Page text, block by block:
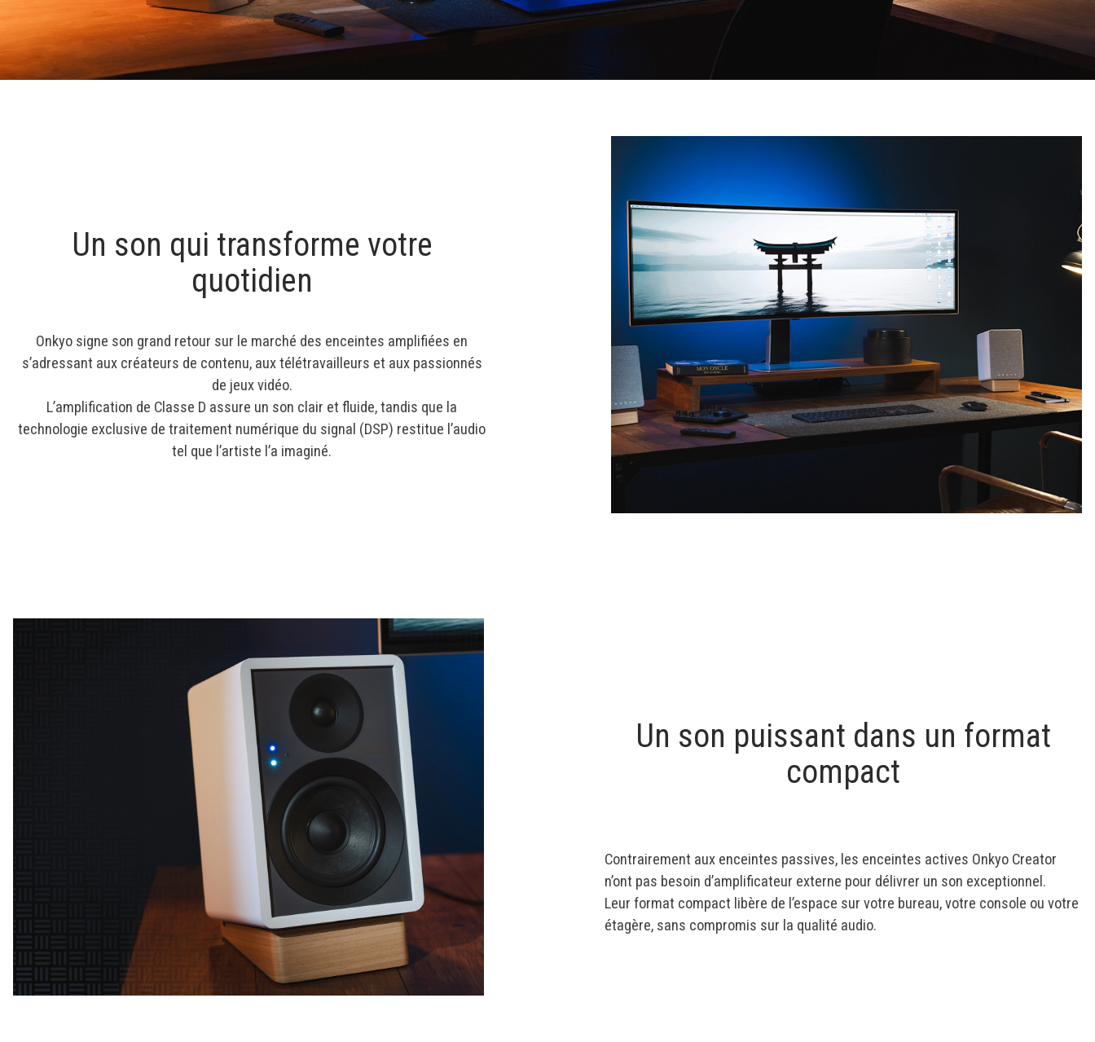
Un son qui transforme votre
quotidien
Onkyo signe son grand retour sur le marché des enceintes amplifiées en
s’adressant aux créateurs de contenu, aux télétravailleurs et aux passionnés
de jeux vidéo.
L’amplification de Classe D assure un son clair et fluide, tandis que la
technologie exclusive de traitement numérique du signal (DSP) restitue l’audio
tel que l’artiste l’a imaginé.
Un son puissant dans un format
compact
Contrairement aux enceintes passives, les enceintes actives Onkyo Creator
n’ont pas besoin d’amplificateur externe pour délivrer un son exceptionnel.
Leur format compact libère de l’espace sur votre bureau, votre console ou votre
étagère, sans compromis sur la qualité audio.